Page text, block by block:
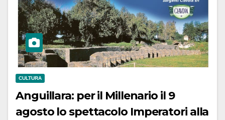
CULTURA
Anguillara: per il Millenario il 9
agosto lo spettacolo Imperatori alla